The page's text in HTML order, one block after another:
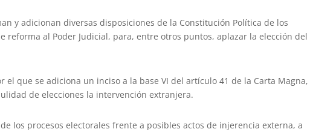
y adicionan diversas disposiciones de la Constitución Política de los
reforma al Poder Judicial, para, entre otros puntos, aplazar la elección del
que se adiciona un inciso a la base VI del artículo 41 de la Carta Magna,
de elecciones la intervención extranjera.
los procesos electorales frente a posibles actos de injerencia externa, a